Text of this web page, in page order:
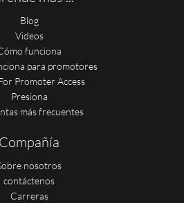
Blog
Videos
funciona
para promotores
Promoter Access
Presiona
más frecuentes
Compañía
nosotros
contáctenos
Carreras